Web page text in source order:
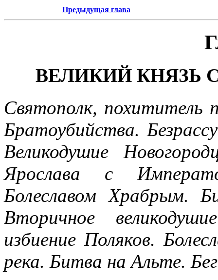
Предыдущая глава
ВЕЛИКИЙ КНЯЗЬ
Святополк, похититель
Братоубийства.
Великодушие
Ярослава с
Болеславом Храбрым.
Вторичное
избиение Поляков.
река. Битва на Альте.